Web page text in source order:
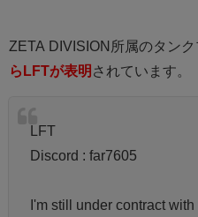
ZETA DIVISION所属のタンク
らLFTが表明 されています。
LFT
Discord : far7605
I'm still under contract